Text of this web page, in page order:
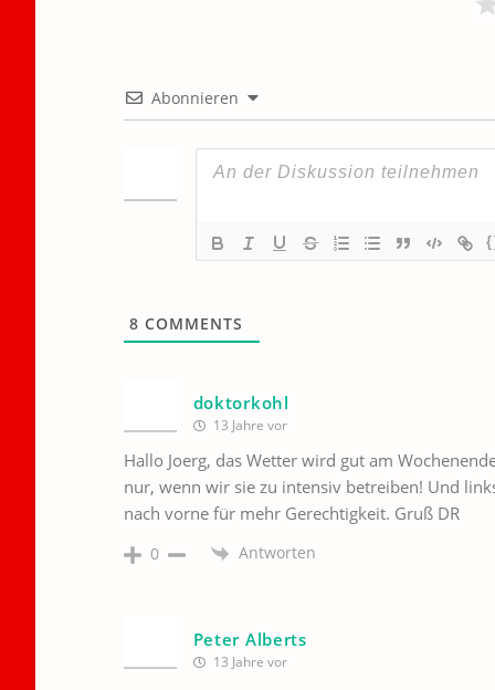
Abonnieren
8 COMMENTS
doktorkohl
13 Jahre vor
Hallo Joerg, das Wetter wird gut am
nur, wenn wir sie zu intensiv betreiben! Und
nach vorne für mehr Gerechtigkeit. Gruß DR
0 Antworten
Peter Alberts
13 Jahre vor